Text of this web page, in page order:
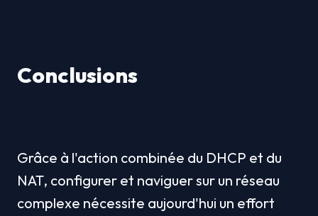
Conclusions
Grâce à l'action combinée du DHCP et du
NAT, configurer et naviguer sur un réseau
complexe nécessite aujourd'hui un effort